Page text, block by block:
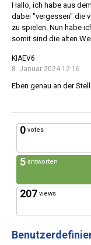
Hallo, ich habe aus
dabei "vergessen" die
zu spielen. Nun habe
somit sind die alten
KIAEV6
8. Januar 2024 12:16
Eben genau an der
0 votes
5 antworten
207 views